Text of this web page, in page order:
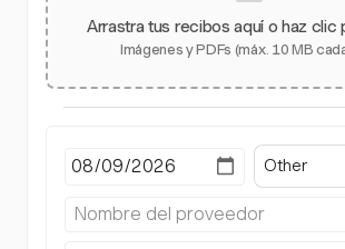
Arrastra tus recibos aquí o haz clic
Imágenes y PDFs (máx. 10 MB
Other